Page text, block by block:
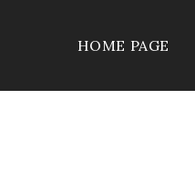
HOME PAGE